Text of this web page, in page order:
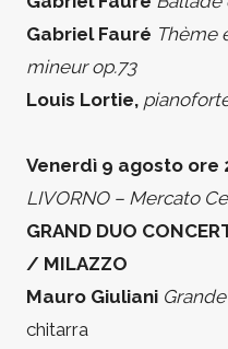
Gabriel Fauré Thème
mineur op.73
Louis Lortie,
Venerdì 9 agosto ore
LIVORNO – Mercato
GRAND DUO
/ MILAZZO
Mauro Giuliani
chitarra